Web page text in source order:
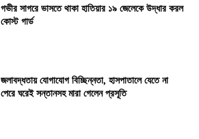
গভীর সাগরে ভাসতে থাকা হাতিয়ার ১৯ জেলেকে উদ্ধার করল
কোস্ট গার্ড
জলাবদ্ধতায় যোগাযোগ বিচ্ছিন্নতা, হাসপাতালে যেতে না
পেরে ঘরেই সন্তানসহ মারা গেলেন প্রসূতি